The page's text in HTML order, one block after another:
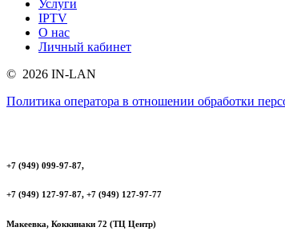
Услуги
IPTV
О нас
Личный кабинет
© 2026 IN-LAN
Политика оператора в отношении обработки
+7 (949) 099-97-87,
+7 (949) 127-97-87, +7 (949) 127-97-77
Макеевка, Коккинаки 72 (ТЦ Центр)